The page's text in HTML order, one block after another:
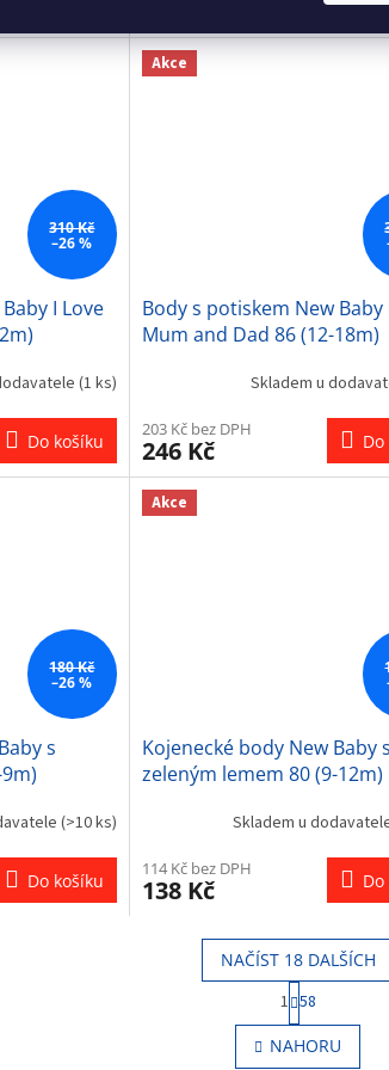
310 Kč
–26 %
I Love
(1 ks)
Do košíku
Akce
Body s potiskem New Baby
Mum and Dad 86 (12-18m)
Skladem u
203 Kč bez DPH
246 Kč
180 Kč
–26 %
s
(>10 ks)
Do košíku
Akce
Kojenecké body New Baby s
zeleným lemem 80 (9-12m)
Skladem u
114 Kč bez DPH
138 Kč
O
v
l
NAČÍST 18 DALŠÍCH
S
t
r
á
1 58
NAHORU